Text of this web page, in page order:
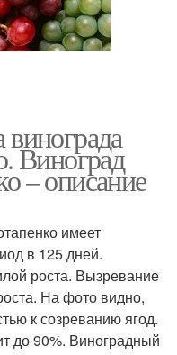
Виноград
– описание
имеет
в 125 дней.
роста. Вызревание
На фото видно,
к созреванию ягод.
до 90%. Виноградный